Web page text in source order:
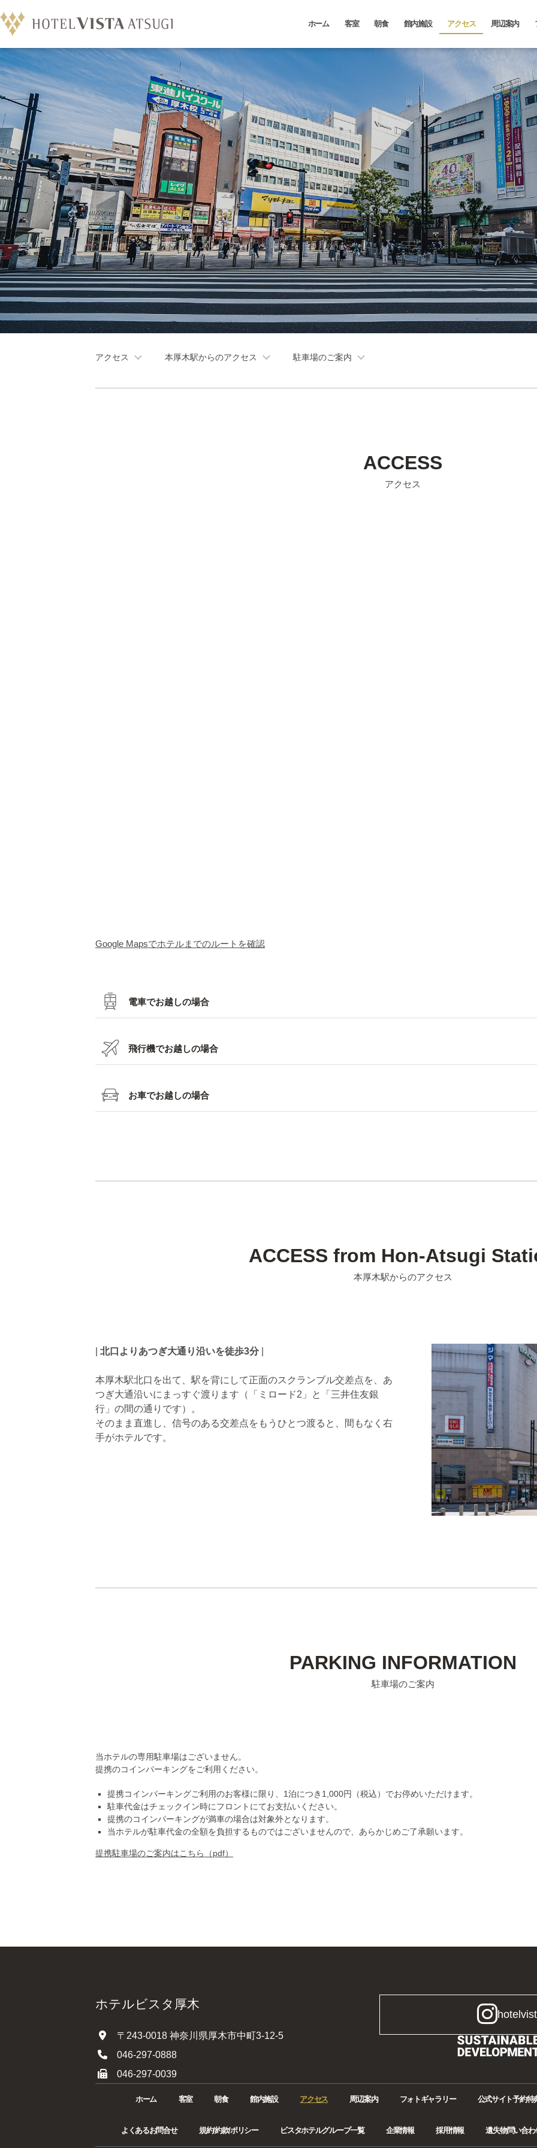
ホーム 客室 朝食 館内施設 アクセス 周辺案内
アクセス 本厚木駅からのアクセス 駐車場のご案内
ACCESS
アクセス
Google Mapsでホテルまでのルートを確認
電車でお越しの場合
新宿駅
約2分
飛行機でお越しの場合
お車でお越しの場合
ACCESS from Hon-Atsugi
本厚木駅からのアクセス
| 北口よりあつぎ大通り沿いを徒歩3分|
本厚木駅北口を出て、駅を背にして正面のスクランブル交差点を、あ
つぎ大通沿いにまっすぐ渡ります（「ミロード2」と「三井住友銀
行」の間の通りです）。
そのまま直進し、信号のある交差点をもうひとつ渡ると、間もなく右
手がホテルです。
PARKING INFORMATION
駐車場のご案内
当ホテルの専用駐車場はございません。
提携のコインパーキングをご利用ください。
提携コインパーキングご利用のお客様に限り、1泊につき1,000円（税込）でお停めいただけます。
駐車代金はチェックイン時にフロントにてお支払いください。
提携のコインパーキングが満車の場合は対象外となります。
当ホテルが駐車代金の全額を負担するものではございませんので、あらかじめご了承願います。
提携駐車場のご案内はこちら（pdf）
ホテルビスタ厚木
〒243-0018 神奈川県厚木市中町3-12-5
046-297-0888
046-297-0039
ホーム 客室 朝食 館内施設 アクセス 周辺案内 フォトギャラリー 公式サイト予約特
よくあるお問合せ 規約/約款/ポリシー ビスタホテルグループ一覧 企業情報 採用情報 遺失物問い合わ